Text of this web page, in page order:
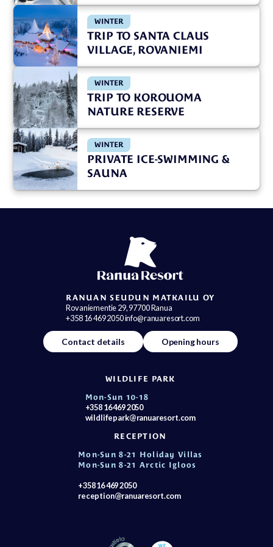
WINTER
TRIP TO SANTA CLAUS
VILLAGE, ROVANIEMI
WINTER
TRIP TO KOROUOMA
NATURE RESERVE
WINTER
PRIVATE ICE-SWIMMING &
SAUNA
RANUAN SEUDUN MATKAILU OY
Rovaniementie 29, 97700 Ranua
+358 16 469 2050 info@ranuaresort.com
Contact details Opening hours
WILDLIFE PARK
Mon-Sun 10-18
+358 16 469 2050
wildlifepark@ranuaresort.com
RECEPTION
Mon-Sun 8-21 Holiday Villas
Mon-Sun 8-21 Arctic Igloos
+358 16 469 2050
reception@ranuaresort.com